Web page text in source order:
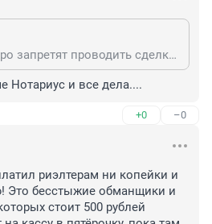
Это не фишка, скоро запретят проводить сделки самостоятельно
Нотариус и все дела....
+0 –0
риэлтерам ни копейки и
Это бесстыжие обманщики и
стоит 500 рублей